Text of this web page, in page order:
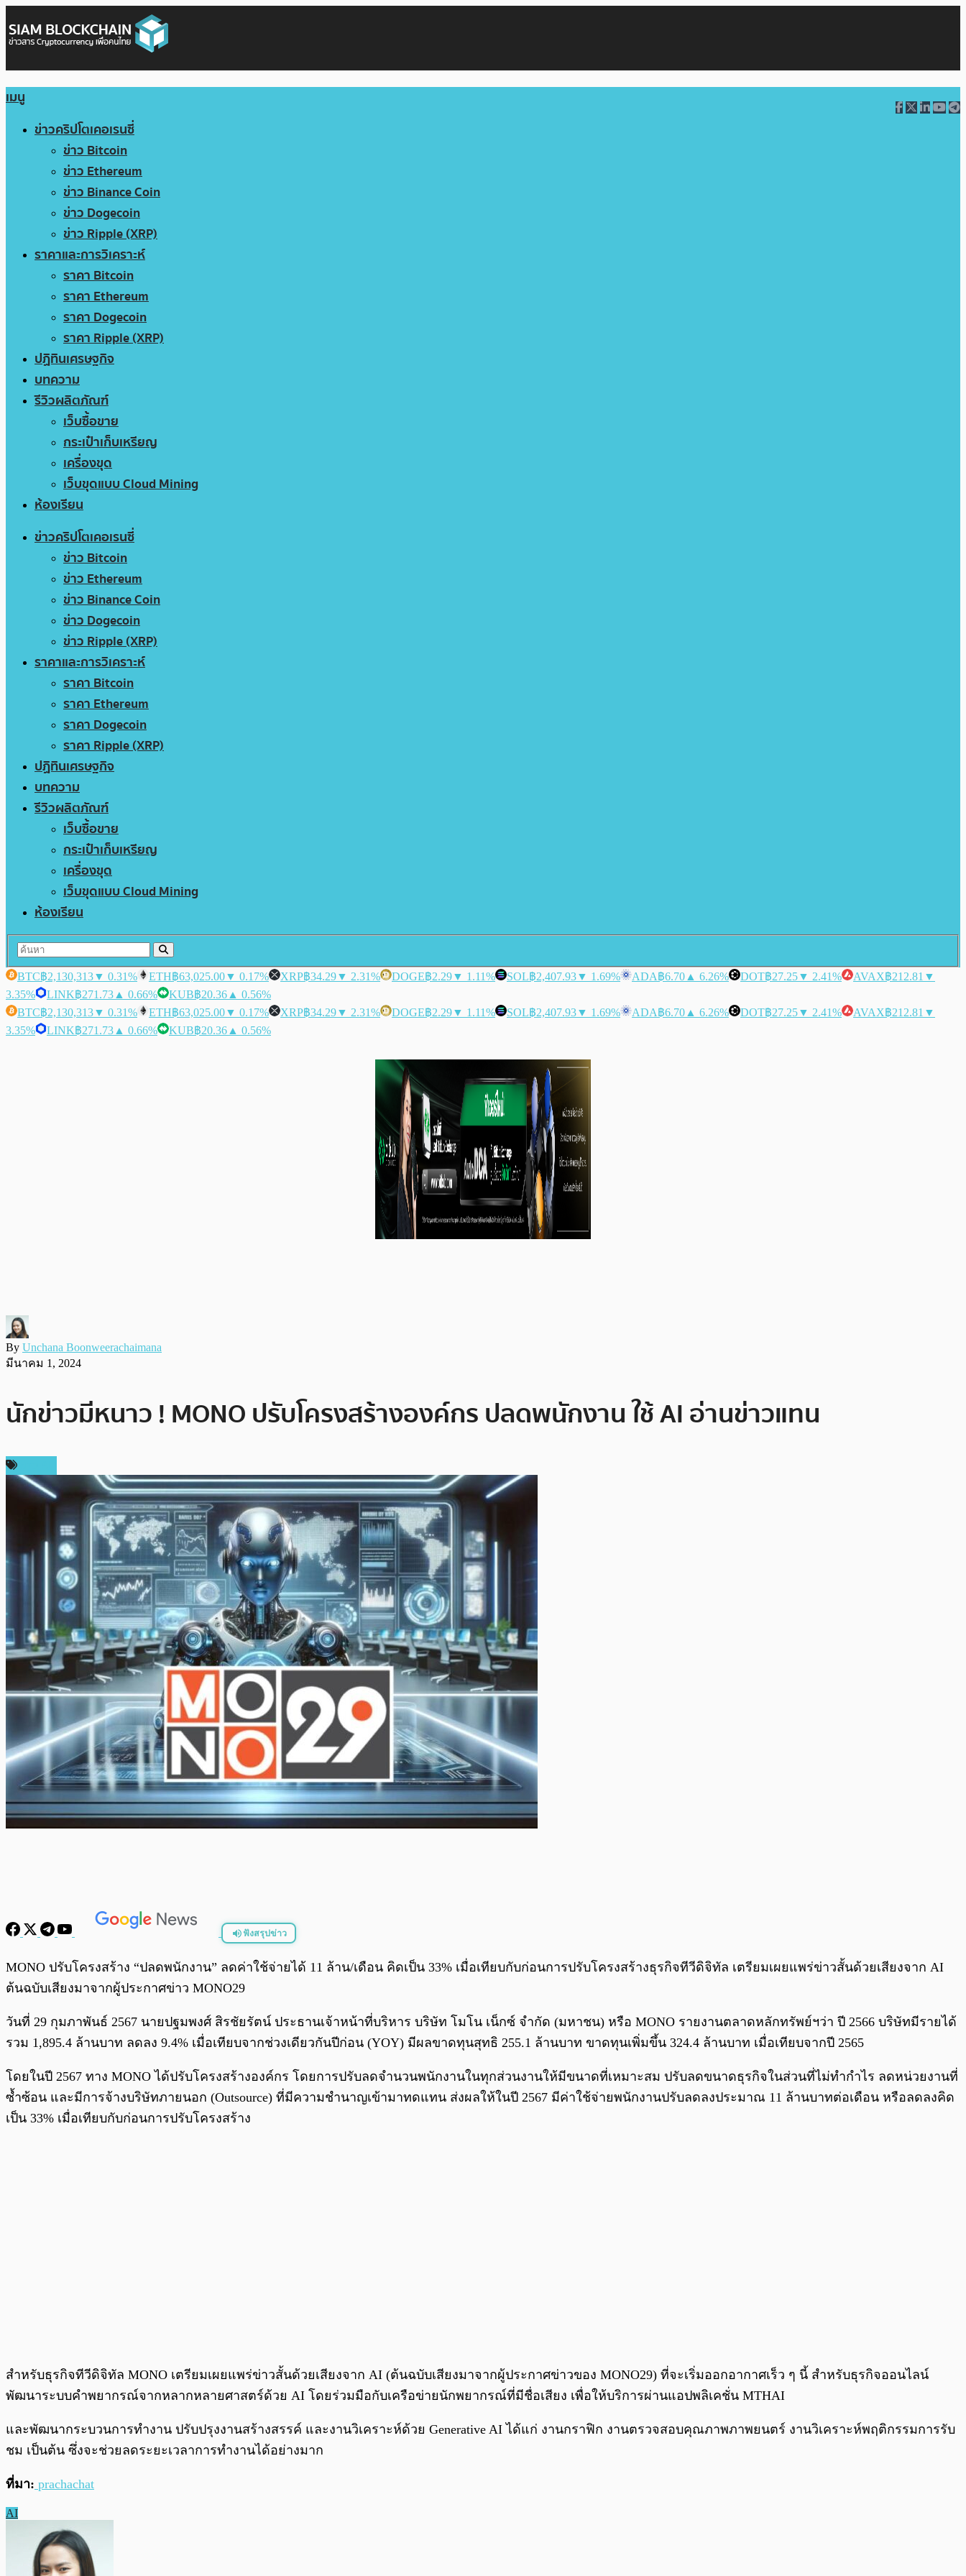
เมนู
ข่าวคริปโตเคอเรนซี่
ข่าว Bitcoin
ข่าว Ethereum
ข่าว Binance Coin
ข่าว Dogecoin
ข่าว Ripple (XRP)
ราคาและการวิเคราะห์
ราคา Bitcoin
ราคา Ethereum
ราคา Dogecoin
ราคา Ripple (XRP)
ปฏิทินเศรษฐกิจ
บทความ
รีวิวผลิตภัณฑ์
เว็บซื้อขาย
กระเป๋าเก็บเหรียญ
เครื่องขุด
เว็บขุดแบบ Cloud Mining
ห้องเรียน
ข่าวคริปโตเคอเรนซี่
ข่าว Bitcoin
ข่าว Ethereum
ข่าว Binance Coin
ข่าว Dogecoin
ข่าว Ripple (XRP)
ราคาและการวิเคราะห์
ราคา Bitcoin
ราคา Ethereum
ราคา Dogecoin
ราคา Ripple (XRP)
ปฏิทินเศรษฐกิจ
บทความ
รีวิวผลิตภัณฑ์
เว็บซื้อขาย
กระเป๋าเก็บเหรียญ
เครื่องขุด
เว็บขุดแบบ Cloud Mining
ห้องเรียน
BTC฿2,130,313▼ 0.31% ETH฿63,025.00▼ 0.17% XRP฿34.29▼ 2.31% DOGE฿2.29▼ 1.11% SOL฿2,407.93▼ 1.69% ADA฿6.70 ▲ 6.26% DOT฿27.25▼ 2.41% AVAX฿212.81 ▼
3.35%
LINK฿271.73 ▲ 0.66% KUB฿20.36 ▲ 0.56%
BTC฿2,130,313▼ 0.31% ETH฿63,025.00▼ 0.17% XRP฿34.29▼ 2.31% DOGE฿2.29▼ 1.11% SOL฿2,407.93▼ 1.69% ADA฿6.70 ▲ 6.26% DOT฿27.25▼ 2.41% AVAX฿212.81 ▼
3.35%
LINK฿271.73 ▲ 0.66% KUB฿20.36 ▲ 0.56%
By Unchana Boonweerachaimana
มีนาคม 1, 2024
นักข่าวมีหนาว ! MONO ปรับโครงสร้างองค์กร ปลดพนักงาน ใช้ AI อ่านข่าวแทน
ฟังสรุปข่าว
พร้อมเล่น /
MONO ปรับโครงสร้าง “ปลดพนักงาน” ลดค่าใช้จ่ายได้ 11 ล้าน/เดือน คิดเป็น 33% เมื่อเทียบกับก่อนการปรับโครงสร้างธุรกิจทีวีดิจิทัล เตรียมเผยแพร่ข่าวสั้นด้วยเสียงจาก AI
ต้นฉบับเสียงมาจากผู้ประกาศข่าว MONO29
วันที่ 29 กุมภาพันธ์ 2567 นายปฐมพงศ์ สิรชัยรัตน์ ประธานเจ้าหน้าที่บริหาร บริษัท โมโน เน็กซ์ จำกัด (มหาชน) หรือ MONO รายงานตลาดหลักทรัพย์ฯว่า ปี 2566 บริษัทมีรายได้
รวม 1,895.4 ล้านบาท ลดลง 9.4% เมื่อเทียบจากช่วงเดียวกันปีก่อน (YOY) มีผลขาดทุนสุทธิ 255.1 ล้านบาท ขาดทุนเพิ่มขึ้น 324.4 ล้านบาท เมื่อเทียบจากปี 2565
โดยในปี 2567 ทาง MONO ได้ปรับโครงสร้างองค์กร โดยการปรับลดจำนวนพนักงานในทุกส่วนงานให้มีขนาดที่เหมาะสม ปรับลดขนาดธุรกิจในส่วนที่ไม่ทำกำไร ลดหน่วยงานที่
ซ้ำซ้อน และมีการจ้างบริษัทภายนอก (Outsource) ที่มีความชำนาญเข้ามาทดแทน ส่งผลให้ในปี 2567 มีค่าใช้จ่ายพนักงานปรับลดลงประมาณ 11 ล้านบาทต่อเดือน หรือลดลงคิด
เป็น 33% เมื่อเทียบกับก่อนการปรับโครงสร้าง
สำหรับธุรกิจทีวีดิจิทัล MONO เตรียมเผยแพร่ข่าวสั้นด้วยเสียงจาก AI (ต้นฉบับเสียงมาจากผู้ประกาศข่าวของ MONO29) ที่จะเริ่มออกอากาศเร็ว ๆ นี้ สำหรับธุรกิจออนไลน์
พัฒนาระบบคำพยากรณ์จากหลากหลายศาสตร์ด้วย AI โดยร่วมมือกับเครือข่ายนักพยากรณ์ที่มีชื่อเสียง เพื่อให้บริการผ่านแอปพลิเคชั่น MTHAI
และพัฒนากระบวนการทำงาน ปรับปรุงงานสร้างสรรค์ และงานวิเคราะห์ด้วย Generative AI ได้แก่ งานกราฟิก งานตรวจสอบคุณภาพภาพยนตร์ งานวิเคราะห์พฤติกรรมการรับ
ชม เป็นต้น ซึ่งจะช่วยลดระยะเวลาการทำงานได้อย่างมาก
ที่มา: prachachat
AI